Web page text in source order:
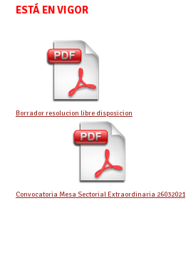
ESTÁ EN VIGOR
Borrador resolucion libre disposicion
Convocatoria Mesa Sectorial Extraordinaria 26032021